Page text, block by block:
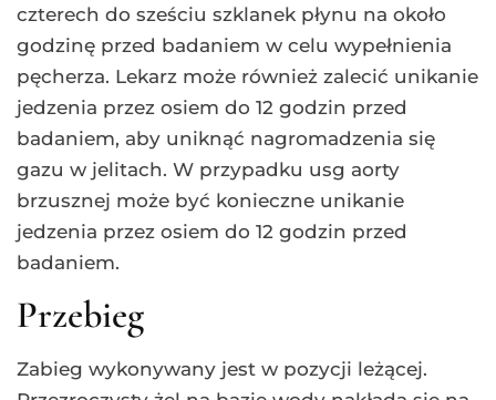
czterech do sześciu szklanek płynu na około
godzinę przed badaniem w celu wypełnienia
pęcherza. Lekarz może również zalecić unikanie
jedzenia przez osiem do 12 godzin przed
badaniem, aby uniknąć nagromadzenia się
gazu w jelitach. W przypadku usg aorty
brzusznej może być konieczne unikanie
jedzenia przez osiem do 12 godzin przed
badaniem.
Przebieg
Zabieg wykonywany jest w pozycji leżącej.